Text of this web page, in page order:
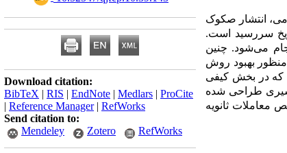
انتشار صکوک
سررسید است.
می‌شود. چنین
منظور بهبود روش
که در بخش کیفی
طراحی شده
شاخص معاملات ثانویه
Download citation:
BibTeX | RIS | EndNote | Medlars | ProCite
| Reference Manager| RefWorks
Send citation to:
Mendeley
Zotero RefWorks